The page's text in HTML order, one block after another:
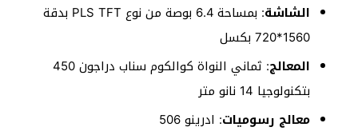
الشاشة
: بمساحة 6.4 بوصة من نوع PLS TFT بدقة
1560*720 بكسل
المعالج
: ثماني النواة كوالكوم سناب دراجون 450
بتكنولوجيا 14 نانو متر
معالج رسوميات: ادرينو 506